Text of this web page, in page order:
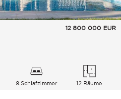
12 800 000 EUR
8 Schlafzimmer 12 Räume